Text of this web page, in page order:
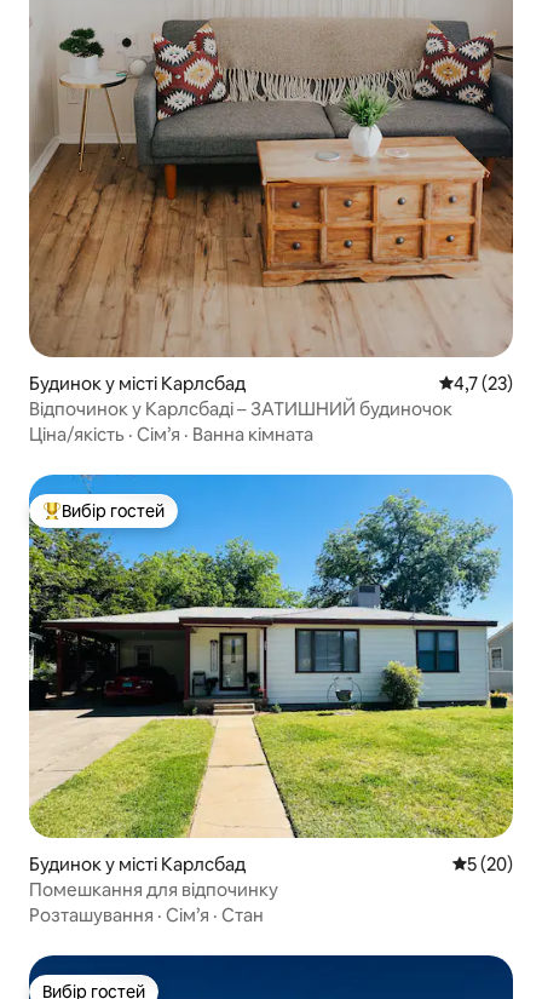
Будинок у місті Карлсбад Середня
4,7 (23)
Відпочинок у Карлсбаді – ЗАТИШНИЙ будиночок
Ціна/якість · Сім’я · Ванна кімната
Топ вибір гостей
Вибір гостей
Будинок у місті Карлсбад Середня
5 (20)
Помешкання для відпочинку
Розташування · Сім’я · Стан
Вибір гостей